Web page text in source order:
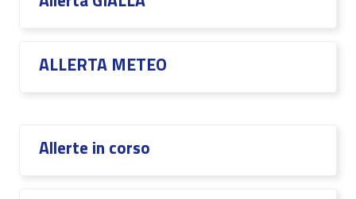
ALLERTA METEO
Allerte in corso